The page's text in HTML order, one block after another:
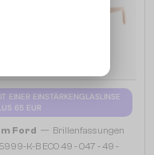
EINER EINSTÄRKENGLASLINSE
65 EUR
Ford — Brillenfassungen
K-B ECO 49 - 047 - 49 -